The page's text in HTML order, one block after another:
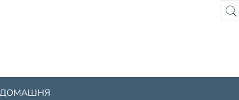
ДОМАШНЯ